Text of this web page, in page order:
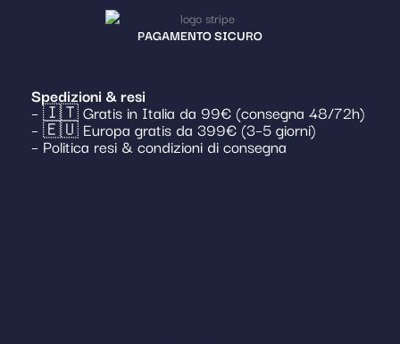
PAGAMENTO SICURO
Spedizioni & resi
– 🇮🇹 Gratis in Italia da 99€ (consegna 48/72h)
– 🇪🇺 Europa gratis da 399€ (3–5 giorni)
– Politica resi & condizioni di consegna